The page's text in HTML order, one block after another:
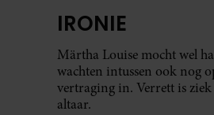
IRONIE
Märtha Louise mocht wel
wachten intussen ook nog
vertraging in. Verrett is
altaar.